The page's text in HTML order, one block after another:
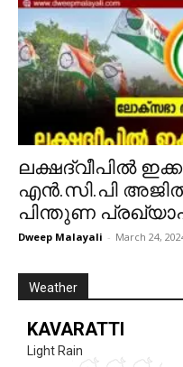
ലക്ഷദ്വീപിൽ
എൻ.സി.പി
പിന്തുണ
Dweep Malayali - March 24,
Weather
KAVARATTI
Light Rain